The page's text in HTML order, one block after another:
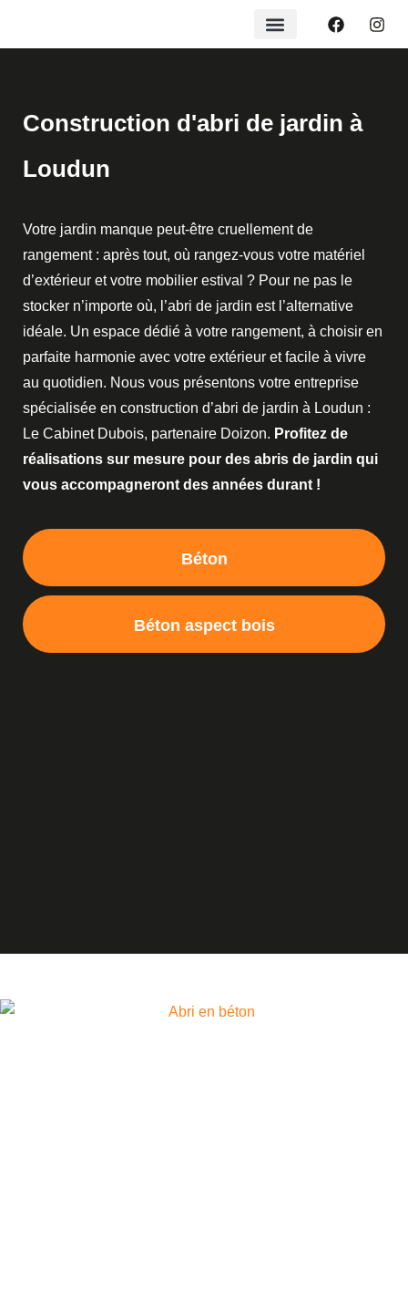
Construction d'abri de jardin à
Loudun
Votre jardin manque peut-être cruellement de
rangement : après tout, où rangez-vous votre matériel
d’extérieur et votre mobilier estival ? Pour ne pas le
stocker n’importe où, l’abri de jardin est l’alternative
idéale. Un espace dédié à votre rangement, à choisir en
parfaite harmonie avec votre extérieur et facile à vivre
au quotidien. Nous vous présentons votre entreprise
spécialisée en construction d’abri de jardin à Loudun :
Le Cabinet Dubois, partenaire Doizon. Profitez de
réalisations sur mesure pour des abris de jardin qui
vous accompagneront des années durant !
Béton
Béton aspect bois